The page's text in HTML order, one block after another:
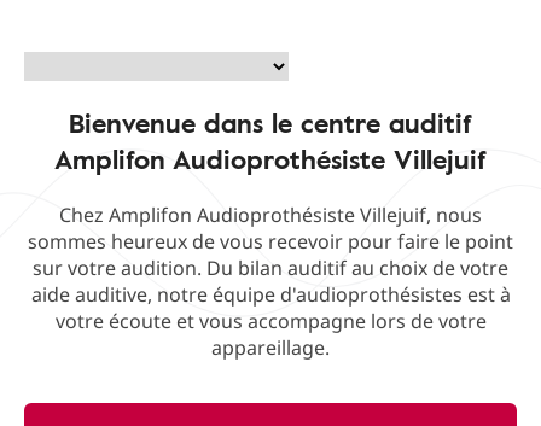
Bienvenue dans le centre auditif
Amplifon Audioprothésiste Villejuif
Chez Amplifon Audioprothésiste Villejuif, nous
sommes heureux de vous recevoir pour faire le point
sur votre audition. Du bilan auditif au choix de votre
aide auditive, notre équipe d'audioprothésistes est à
votre écoute et vous accompagne lors de votre
appareillage.